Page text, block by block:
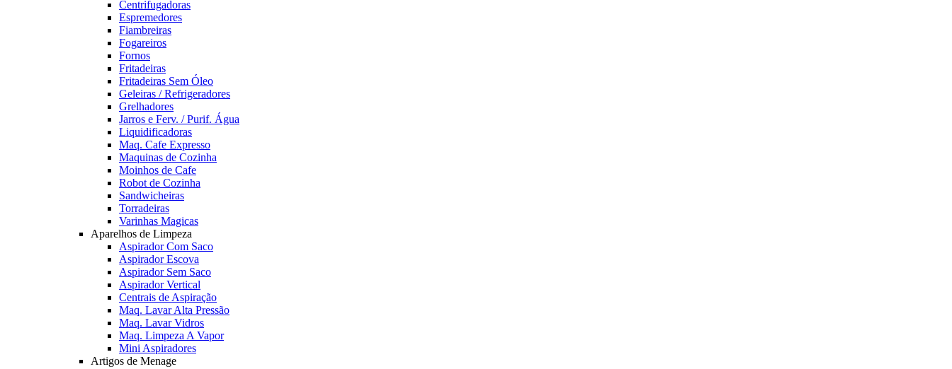
Centrifugadoras
Espremedores
Fiambreiras
Fogareiros
Fornos
Fritadeiras
Fritadeiras Sem Óleo
Geleiras / Refrigeradores
Grelhadores
Jarros e Ferv. / Purif. Água
Liquidificadoras
Maq. Cafe Expresso
Maquinas de Cozinha
Moinhos de Cafe
Robot de Cozinha
Sandwicheiras
Torradeiras
Varinhas Magicas
Aparelhos de Limpeza
Aspirador Com Saco
Aspirador Escova
Aspirador Sem Saco
Aspirador Vertical
Centrais de Aspiração
Maq. Lavar Alta Pressão
Maq. Lavar Vidros
Maq. Limpeza A Vapor
Mini Aspiradores
Artigos de Menage